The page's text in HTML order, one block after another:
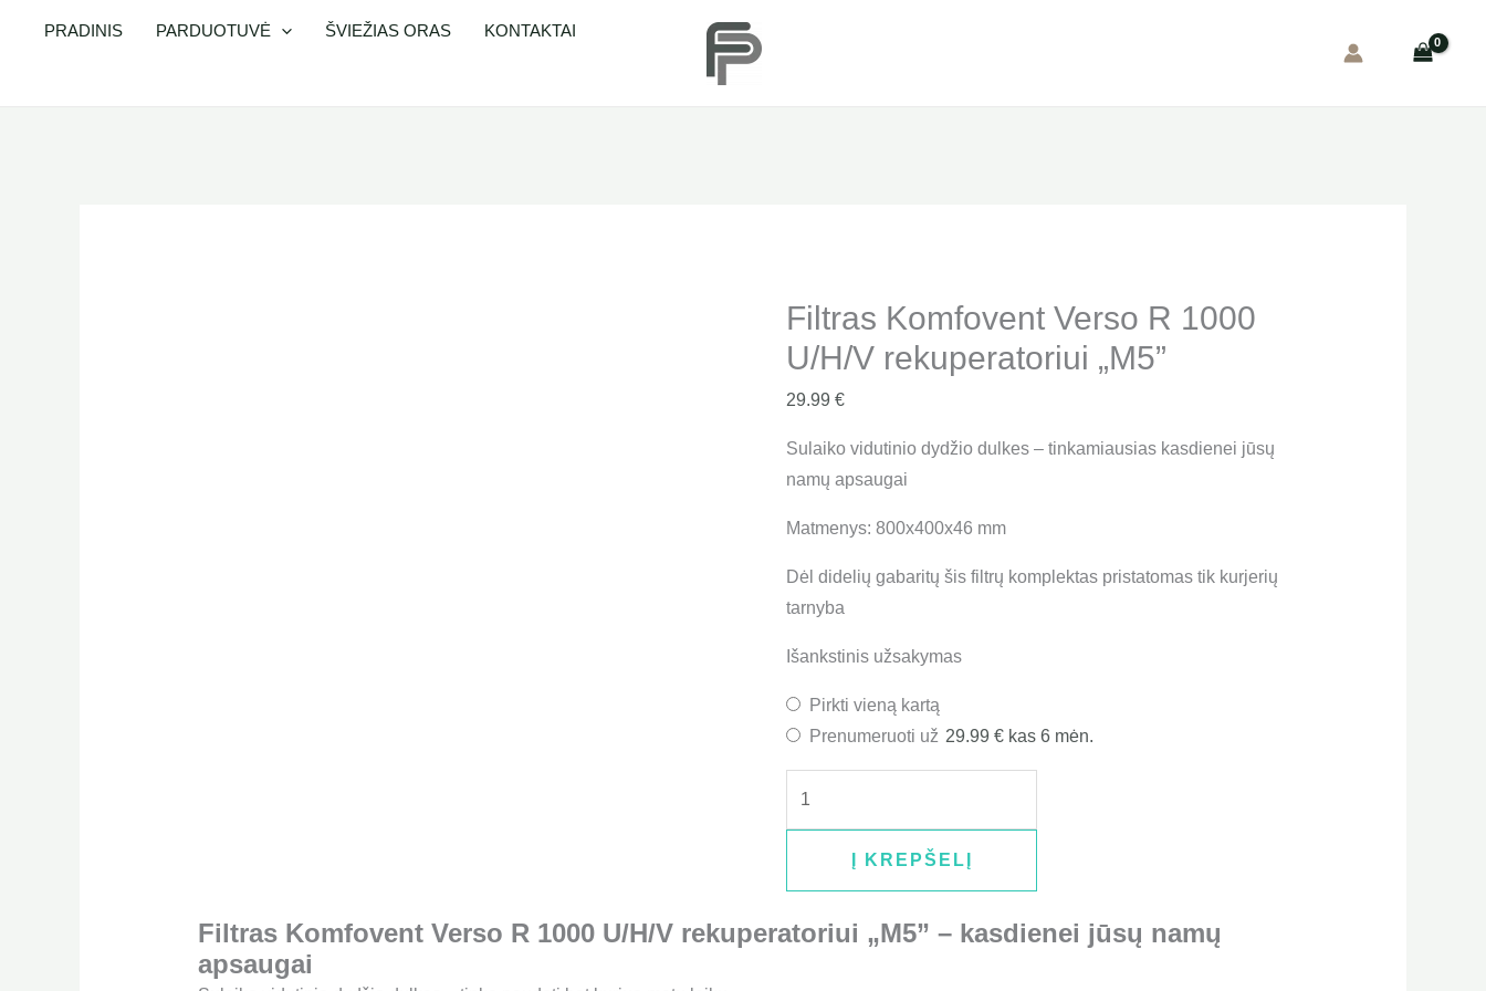
PRADINIS PARDUOTUVĖ ŠVIEŽIAS ORAS KONTAKTAI
Filtras Komfovent Verso R 1000
U/H/V rekuperatoriui „M5”
29.99€
Sulaiko vidutinio dydžio dulkes – tinkamiausias kasdienei jūsų
namų apsaugai
Matmenys: 800x400x46 mm
Dėl didelių gabaritų šis filtrų komplektas pristatomas tik kurjerių
tarnyba
Išankstinis užsakymas
Pirkti vieną kartą
Prenumeruoti už 29.99€ kas 6 mėn.
Į KREPŠELĮ
Filtras Komfovent Verso R 1000 U/H/V rekuperatoriui „M5” – kasdienei jūsų namų
apsaugai